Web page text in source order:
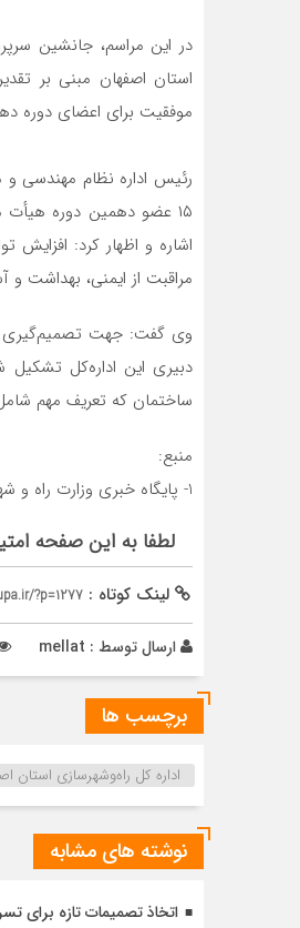
در این مراسم، جانشین
استان اصفهان مبنی بر
موفقیت برای اعضای دوره
رئیس اداره نظام مهندسی و
۱۵ عضو دهمین دوره
اشاره و اظهار کرد:
مراقبت از ایمنی، بهداشت
وی گفت: جهت تصمیم‌گیری در
ساختمان که تعریف مهم
منبع:
1- پایگاه خبری وزارت راه و شهرسازی – مسکن و شهرسازی
لطفا به این صفحه
لینک کوتاه : ?p=1277
ارسال توسط : mellat
برچسب ها
اداره كل راه‌و‌شهرسازي استان
نوشته های مشابه
اتخاذ تصمیمات تازه برای